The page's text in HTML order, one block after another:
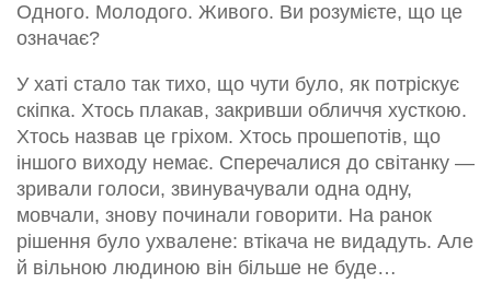
Одного. Молодого. Живого. Ви розумієте, що це
означає?
У хаті стало так тихо, що чути було, як потріскує
скіпка. Хтось плакав, закривши обличчя хусткою.
Хтось назвав це гріхом. Хтось прошепотів, що
іншого виходу немає. Сперечалися до світанку —
зривали голоси, звинувачували одна одну,
мовчали, знову починали говорити. На ранок
рішення було ухвалене: втікача не видадуть. Але
й вільною людиною він більше не буде…